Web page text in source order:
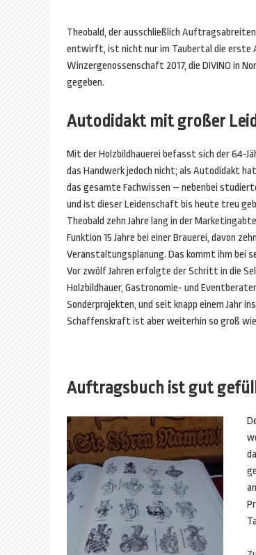
Theobald, der ausschließlich
entwirft, ist nicht nur im Taubertal die erste
Winzergenossenschaft 2017, die DIVINO in
gegeben.
Autodidakt mit großer
Mit der Holzbildhauerei befasst sich der 64-
das Handwerk jedoch nicht; als Autodidakt
das gesamte Fachwissen – nebenbei
und ist dieser Leidenschaft bis heute treu
Theobald zehn Jahre lang in der
Funktion 15 Jahre bei einer Brauerei, davon
Veranstaltungsplanung. Das kommt ihm bei
Vor zwölf Jahren erfolgte der Schritt in die
Holzbildhauer, Gastronomie- und
Sonderprojekten, und seit knapp einem Jahr
Schaffenskraft ist aber weiterhin so groß wie
Auftragsbuch ist gut